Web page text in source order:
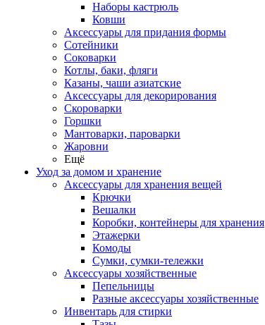
Наборы кастрюль
Ковши
Аксессуары для придания формы
Сотейники
Соковарки
Котлы, баки, фляги
Казаны, чаши азиатские
Аксессуары для декорирования
Скороварки
Горшки
Мантоварки, пароварки
Жаровни
Ещё
Уход за домом и хранение
Аксессуары для хранения вещей
Крючки
Вешалки
Коробки, контейнеры для хранения
Этажерки
Комоды
Сумки, сумки-тележки
Аксессуары хозяйственные
Пепельницы
Разные аксессуары хозяйственные
Инвентарь для стирки